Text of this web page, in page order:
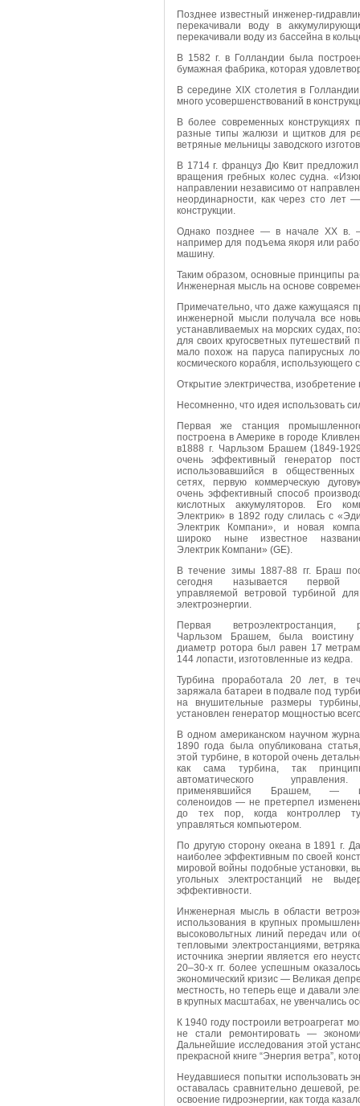
Позднее известный инженер-
перекачивали воду в
перекачивали воду из бассейна в
В 1582 г. в Голландии была
бумажная фабрика, которая
В середине XIX столетия в
много усовершенствований в
В более современных
разные типы жалюзи и щитков для
ветряные мельницы заводского
В 1714 г. француз Дю Квит предложил
вращения гребных колес судна.
направлении независимо от
неординарности, как через сто лет
конструкции.
Однако позднее — в начале XX в. —
например для подъема якоря или
машину.
Таким образом, основные принципы
Инженерная мысль на основе
Примечательно, что даже кажущаяся
инженерной мысли получала все
устанавливаемых на морских судах,
для своих кругосветных
мало похож на паруса папирусных
космического корабля,
Открытие электричества,
Несомненно, что идея использовать
Первая же станция
построена в Америке в городе
в1888 г. Чарльзом Брашем (1849-
очень эффективный генератор
использовавшийся в общественных
сетях, первую коммерческую
очень эффективный способ
кислотных аккумуляторов. Его
Электрик» в 1892 году слилась с
Электрик Компани», и новая
широко ныне известное
Электрик Компани» (GE).
В течение зимы 1887-88 гг. Браш
сегодня называется первой
управляемой ветровой турбиной
электроэнергии.
Первая ветроэлектростанция,
Чарльзом Брашем, была воистину
диаметр ротора был равен 17
144 лопасти, изготовленные из кедра.
Турбина проработала 20 лет, в
заряжала батареи в подвале под
на внушительные размеры
установлен генератор мощностью
В одном американском научном
1890 года была опубликована
этой турбине, в которой очень
как сама турбина, так
автоматического
применявшийся Брашем, —
соленоидов — не претерпел
до тех пор, когда контроллер
управляться компьютером.
По другую сторону океана в 1891 г.
наиболее эффективным по своей
мировой войны подобные установки,
угольных электростанций не
эффективности.
Инженерная мысль в области
использования в крупных
высоковольтных линий передач или
тепловыми электростанциями,
источника энергии является его
20–30-х гг. более успешным
экономический кризис — Великая
местность, но теперь еще и давали
в крупных масштабах, не увенчались
К 1940 году построили ветроагрегат
не стали ремонтировать —
Дальнейшие исследования этой
прекрасной книге “Энергия ветра”,
Неудавшиеся попытки использовать
оставалась сравнительно дешевой,
освоение гидроэнергии, как тогда